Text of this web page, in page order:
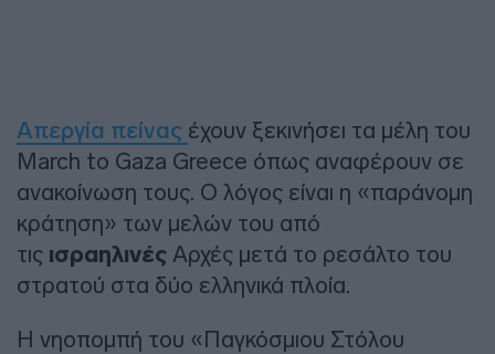
Απεργία πείνας έχουν ξεκινήσει τα μέλη του
March to Gaza Greece όπως αναφέρουν σε
ανακοίνωση τους. Ο λόγος είναι η «παράνομη
κράτηση» των μελών του από
τις ισραηλινές Αρχές μετά το ρεσάλτο του
στρατού στα δύο ελληνικά πλοία.
Η νηοπομπή του «Παγκόσμιου Στόλου